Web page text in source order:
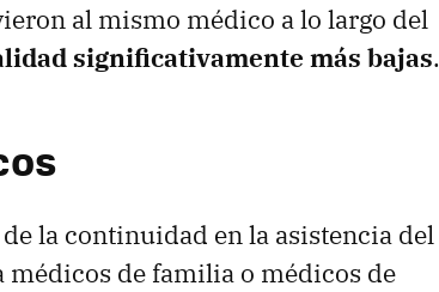
al mismo médico a lo largo del
significativamente más bajas.
la continuidad en la asistencia del
de familia o médicos de